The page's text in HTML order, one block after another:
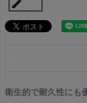
衛生的で耐久性にも